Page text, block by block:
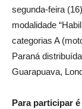
segunda-feira
modalidade
categorias A
Paraná
Guarapuava,
Para participar